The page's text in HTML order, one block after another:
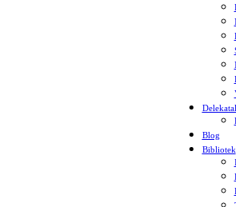
Blog
Bibliotek